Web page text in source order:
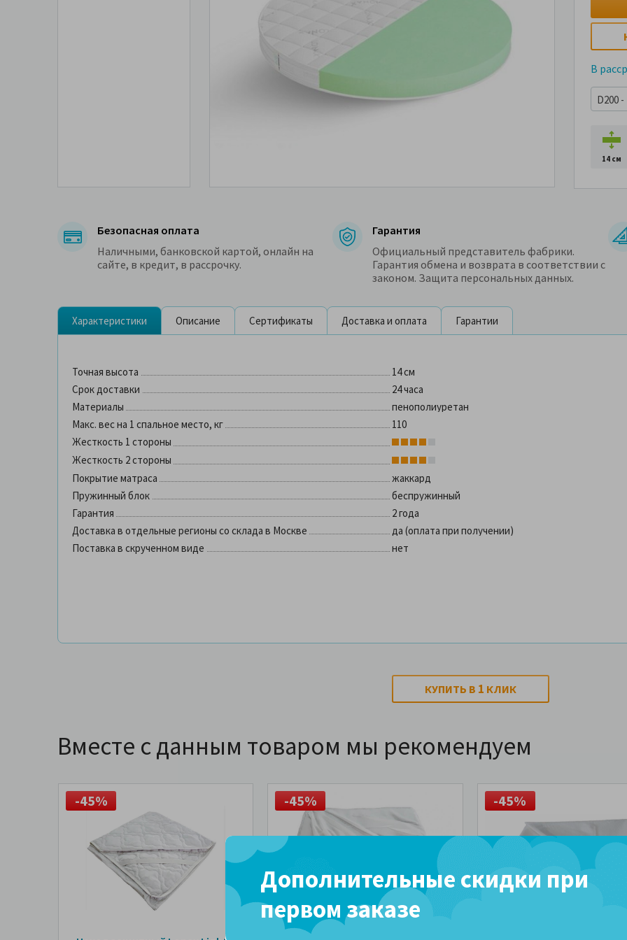
В
D200 -
14 см
Безопасная оплата
Наличными, банковской картой, онлайн на
сайте, в кредит, в рассрочку.
Гарантия
Официальный представитель фабрики.
Гарантия обмена и возврата в соответствии с
законом. Защита персональных данных.
Характеристики Описание Сертификаты Доставка и оплата Гарантии
Точная высота
14 см
Срок доставки
24 часа
Материалы
пенополиуретан
Макс. вес на 1 спальное место, кг
110
Жесткость 1 стороны
Жесткость 2 стороны
Покрытие матраса
жаккард
Пружинный блок
беспружинный
Гарантия
2 года
Доставка в отдельные регионы со склада в Москве
да (оплата при получении)
Поставка в скрученном виде
нет
КУПИТЬ В 1 КЛИК
Вместе с данным товаром мы рекомендуем
-45% -45% -45%
Дополнительные скидки при
первом заказе